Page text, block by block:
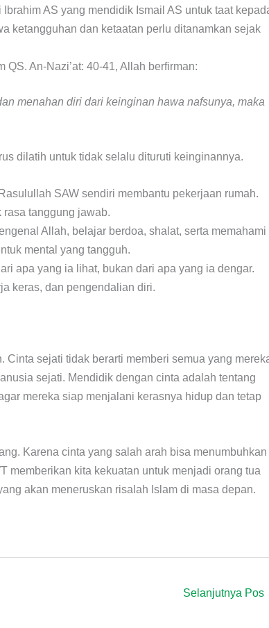
AS yang mendidik Ismail AS untuk taat
ketangguhan dan ketaatan perlu ditanamkan sejak
QS. An-Nazi’at: 40-41, Allah berfirman:
menahan diri dari keinginan hawa nafsunya, maka
dilatih untuk tidak selalu dituruti keinginannya.
Rasulullah SAW sendiri membantu pekerjaan rumah.
rasa tanggung jawab.
Allah, belajar berdoa, shalat, serta memahami
mental yang tangguh.
apa yang ia lihat, bukan dari apa yang ia dengar.
keras, dan pengendalian diri.
sejati tidak berarti memberi semua yang
sejati. Mendidik dengan cinta adalah tentang
mereka siap menjalani kerasnya hidup dan tetap
Karena cinta yang salah arah bisa menumbuhkan
memberikan kita kekuatan untuk menjadi orang tua
akan meneruskan risalah Islam di masa depan.
Selanjutnya Pos